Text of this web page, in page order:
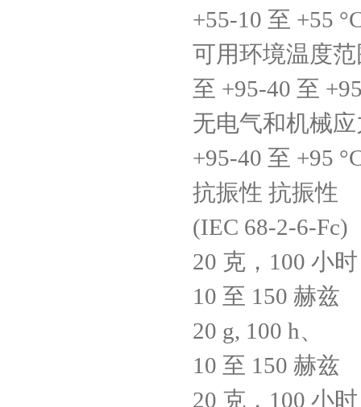
+55-10 至 +55
可用环境温度
至 +95-40 至
无电气和机械
+95-40 至 +95
抗振性 抗振性
(IEC 68-2-6-Fc)
20 克，100 小时
10 至 150 赫兹
20 g, 100 h、
10 至 150 赫兹
20 克，100 小